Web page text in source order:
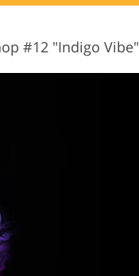
#12 "Indigo Vibe"